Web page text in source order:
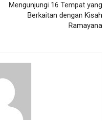
Mengunjungi 16 Tempat yang
Berkaitan dengan Kisah
Ramayana